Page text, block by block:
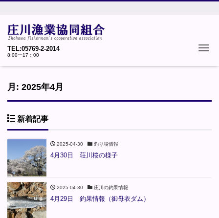
TEL:05769-2-2014
8:00ー17：00
月: 2025年4月
新着記事
2025-04-30 釣り場情報
4月30日 荘川桜の様子
2025-04-30 庄川の釣果情報
4月29日 釣果情報（御母衣ダム）